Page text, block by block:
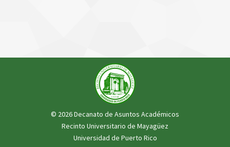
© 2026 Decanato de Asuntos Académicos
Recinto Universitario de Mayagüez
Universidad de Puerto Rico